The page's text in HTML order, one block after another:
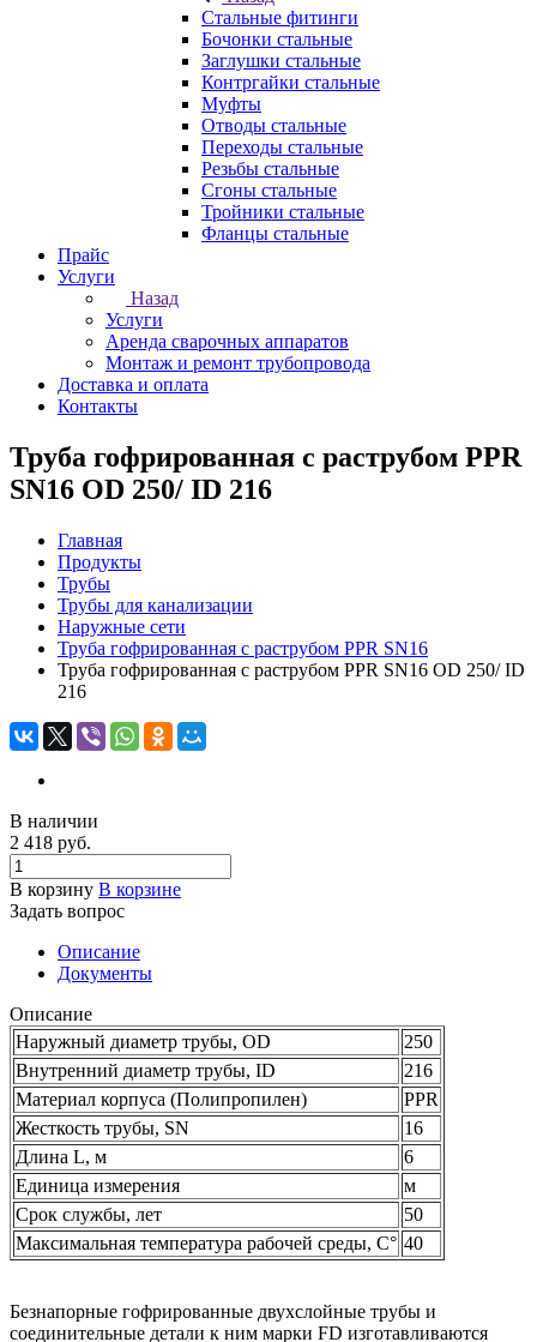
Стальные фитинги
Бочонки стальные
Заглушки стальные
Контргайки стальные
Муфты
Отводы стальные
Переходы стальные
Резьбы стальные
Сгоны стальные
Тройники стальные
Фланцы стальные
Прайс
Услуги
Назад
Услуги
Аренда сварочных аппаратов
Монтаж и ремонт трубопровода
Доставка и оплата
Контакты
Труба гофрированная с раструбом PPR
SN16 OD 250/ ID 216
Главная
Продукты
Трубы
Трубы для канализации
Наружные сети
Труба гофрированная с раструбом PPR SN16
Труба гофрированная с раструбом PPR SN16 OD 250/ ID
216
В наличии
2 418 руб.
В корзину В корзине
Задать вопрос
Описание
Документы
Описание
Наружный диаметр трубы, OD
250
Внутренний диаметр трубы, ID
216
Материал корпуса (Полипропилен)
PPR
Жесткость трубы, SN
16
Длина L, м
6
Единица измерения
м
Срок службы, лет
50
Максимальная температура рабочей среды, С° 40
Безнапорные гофрированные двухслойные трубы и
соединительные детали к ним марки FD изготавливаются